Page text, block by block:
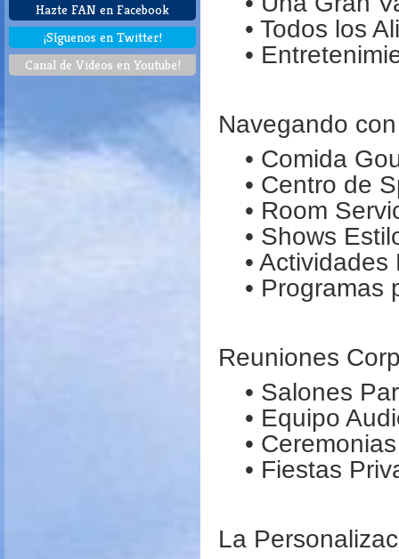
Hazte FAN en Facebook
¡Síguenos en Twitter!
Canal de Videos en Youtube!
• Todos los
•
Navegando
• Comida
• Centro de
• Room
• Shows
•
• Programas
Reuniones
• Salones
• Equipo
•
• Fiestas
La